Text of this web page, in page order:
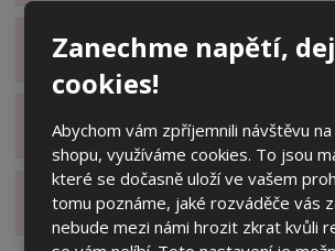
Zanechme napětí,
cookies!
Abychom vám zpříjemnili návštěvu
shopu, využíváme cookies. To jsou
které se dočasně uloží ve vašem
tomu poznáme, jaké rozváděče vás
nebude mezi námi hrozit zkrat kvůli
Zobrazit technické parametry
Zobrazit hodnocení produktu
Zobrazit alternativní produkty